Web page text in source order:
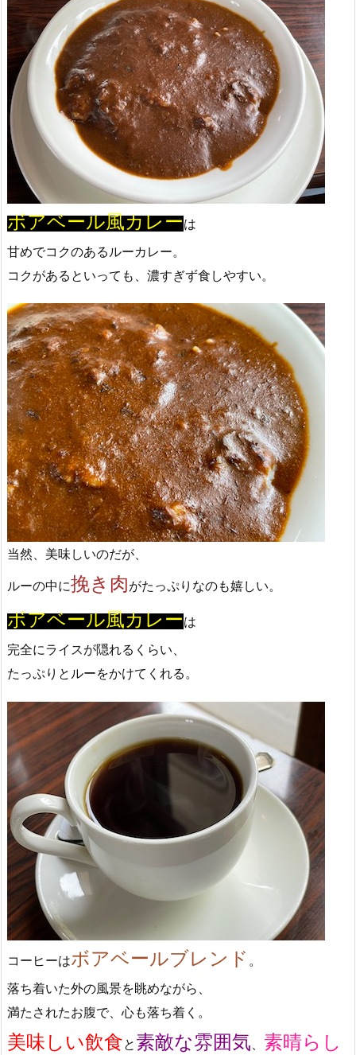
ボアベール風カレーは
甘めでコクのあるルーカレー。
コクがあるといっても、濃すぎず食しやすい。
当然、美味しいのだが、
ルーの中に挽き肉がたっぷりなのも嬉しい。
ボアベール風カレーは
完全にライスが隠れるくらい、
たっぷりとルーをかけてくれる。
コーヒーはボアベールブレンド 。
落ち着いた外の風景を眺めながら、
満たされたお腹で、心も落ち着く。
美味しい飲食と 素敵な雰囲気、 素晴らし